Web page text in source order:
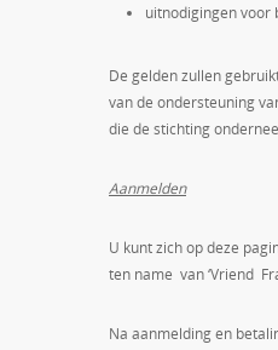
uitnodigingen voor
De gelden zullen
van de ondersteuning
die de stichting
Aanmelden
U kunt zich op deze
ten name van ‘Vriend
Na aanmelding en